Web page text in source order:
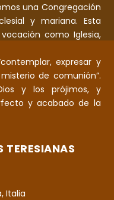
una Congregación
y mariana. Esta
como Iglesia,
expresar y
de comunión”.
y los prójimos, y
y acabado de la
TERESIANAS
Italia